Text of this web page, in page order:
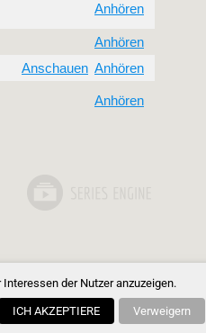
Anhören
Anhören
Anschauen Anhören
Anhören
Inspiro Themevon
der Nutzer anzuzeigen.
ICH AKZEPTIERE Verweigern